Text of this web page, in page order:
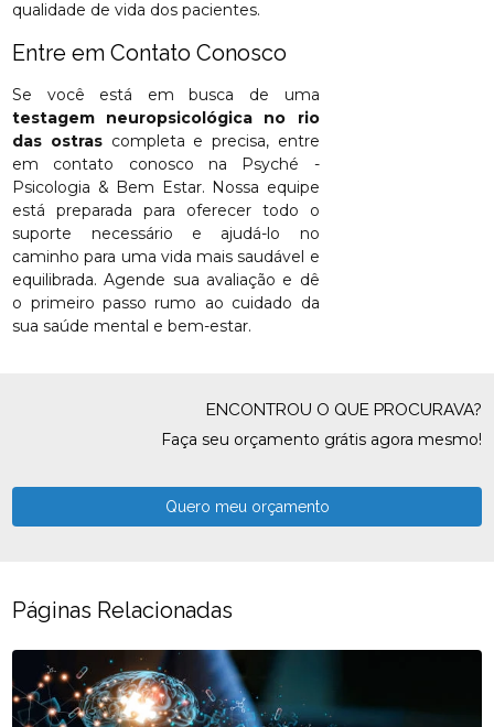
qualidade de vida dos pacientes.
Entre em Contato Conosco
Se você está em busca de uma
testagem neuropsicológica no rio
das ostrascompleta e precisa, entre
em contato conosco na Psyché -
Psicologia & Bem Estar. Nossa equipe
está preparada para oferecer todo o
suporte necessário e ajudá-lo no
caminho para uma vida mais saudável e
equilibrada. Agende sua avaliação e dê
o primeiro passo rumo ao cuidado da
sua saúde mental e bem-estar.
ENCONTROU O QUE PROCURAVA?
Faça seu orçamento grátis agora mesmo!
Quero meu orçamento
Páginas Relacionadas